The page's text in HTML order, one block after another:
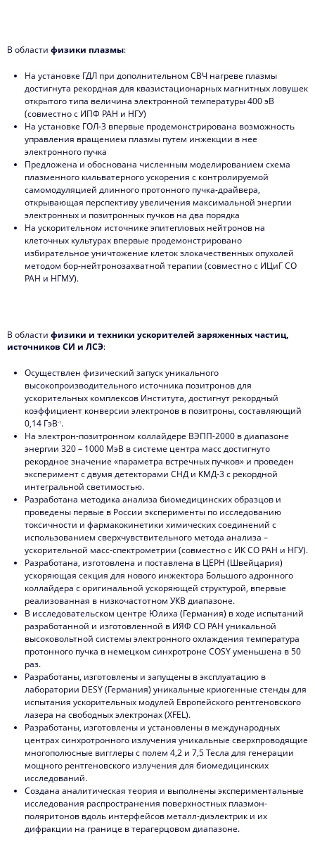
В области физики плазмы:
На установке ГДЛ при дополнительном СВЧ нагреве плазмы
достигнута рекордная для квазистационарных магнитных ловушек
открытого типа величина электронной температуры 400 эВ
(совместно с ИПФ РАН и НГУ)
На установке ГОЛ-3 впервые продемонстрирована возможность
управления вращением плазмы путем инжекции в нее
электронного пучка
Предложена и обоснована численным моделированием схема
плазменного кильватерного ускорения с контролируемой
самомодуляцией длинного протонного пучка-драйвера,
открывающая перспективу увеличения максимальной энергии
электронных и позитронных пучков на два порядка
На ускорительном источнике эпитепловых нейтронов на
клеточных культурах впервые продемонстрировано
избирательное уничтожение клеток злокачественных опухолей
методом бор-нейтронозахватной терапии (совместно с ИЦиГ СО
РАН и НГМУ).
В области физики и техники ускорителей заряженных частиц,
источников СИ и ЛСЭ:
Осуществлен физический запуск уникального
высокопроизводительного источника позитронов для
ускорительных комплексов Института, достигнут рекордный
коэффициент конверсии электронов в позитроны, составляющий
0,14 ГэВ-1 .
На электрон-позитронном коллайдере ВЭПП-2000 в диапазоне
энергии 320 – 1000 МэВ в системе центра масс достигнуто
рекордное значение «параметра встречных пучков» и проведен
эксперимент с двумя детекторами СНД и КМД-3 с рекордной
интегральной светимостью.
Разработана методика анализа биомедицинских образцов и
проведены первые в России эксперименты по исследованию
токсичности и фармакокинетики химических соединений с
использованием сверхчувствительного метода анализа –
ускорительной масс-спектрометрии (совместно с ИК СО РАН и НГУ).
Разработана, изготовлена и поставлена в ЦЕРН (Швейцария)
ускоряющая секция для нового инжектора Большого адронного
коллайдера с оригинальной ускоряющей структурой, впервые
реализованная в низкочастотном УКВ диапазоне.
В исследовательском центре Юлиха (Германия) в ходе испытаний
разработанной и изготовленной в ИЯФ СО РАН уникальной
высоковольтной системы электронного охлаждения температура
протонного пучка в немецком синхротроне COSY уменьшена в 50
раз.
Разработаны, изготовлены и запущены в эксплуатацию в
лаборатории DESY (Германия) уникальные криогенные стенды для
испытания ускорительных модулей Европейского рентгеновского
лазера на свободных электронах (XFEL).
Разработаны, изготовлены и установлены в международных
центрах синхротронного излучения уникальные сверхпроводящие
многополюсные вигглеры с полем 4,2 и 7,5 Тесла для генерации
мощного рентгеновского излучения для биомедицинских
исследований.
Создана аналитическая теория и выполнены экспериментальные
исследования распространения поверхностных плазмон-
поляритонов вдоль интерфейсов металл-диэлектрик и их
дифракции на границе в терагерцовом диапазоне.